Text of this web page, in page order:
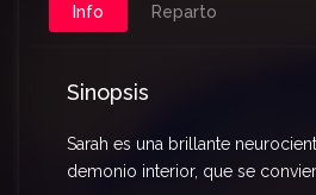
Info Reparto
Sinopsis
Sarah es una brillante
demonio interior, que se